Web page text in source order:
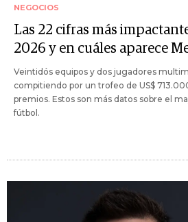
NEGOCIOS
Las 22 cifras más
2026 y en cuáles aparece
Veintidós equipos y dos jugadores
compitiendo por un trofeo de US$
premios. Estos son más datos sobre el
fútbol.